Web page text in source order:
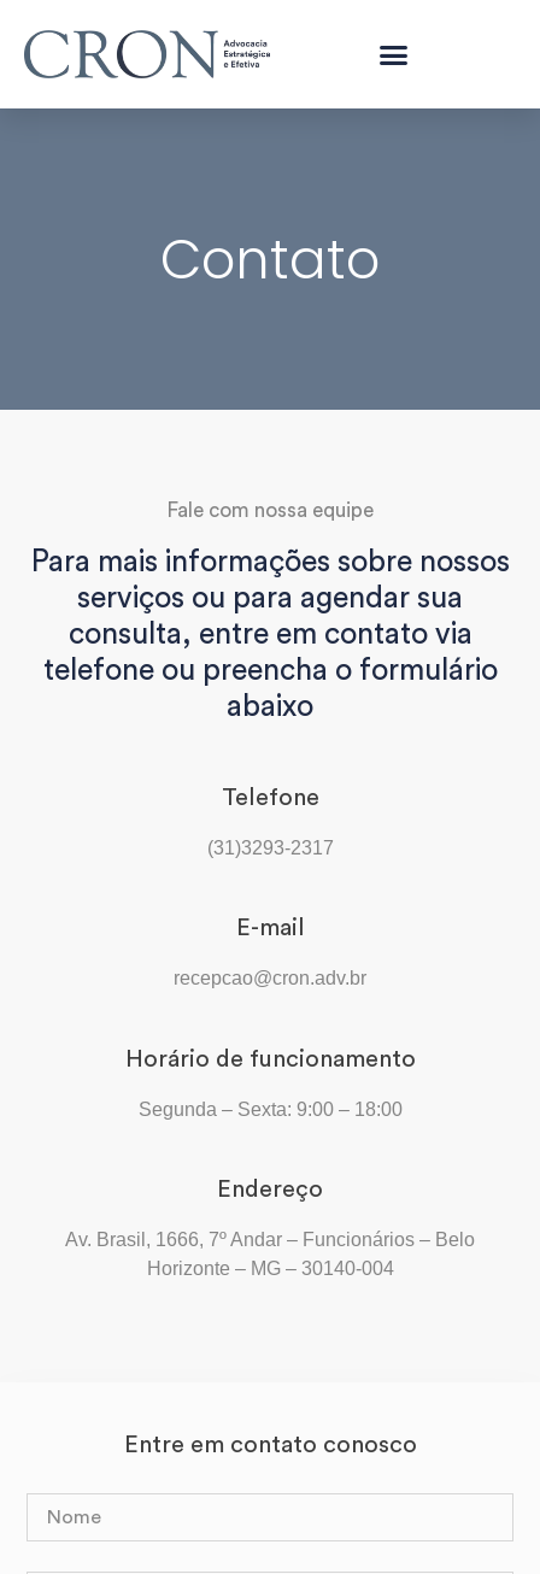
Contato
Fale com nossa equipe
Para mais informações sobre nossos
serviços ou para agendar sua
consulta, entre em contato via
telefone ou preencha o formulário
abaixo
Telefone
(31)3293-2317
E-mail
recepcao@cron.adv.br
Horário de funcionamento
Segunda – Sexta: 9:00 – 18:00
Endereço
Av. Brasil, 1666, 7º Andar – Funcionários – Belo
Horizonte – MG – 30140-004
Entre em contato conosco